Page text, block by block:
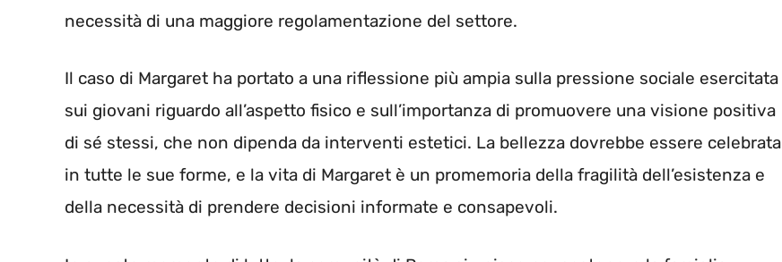
necessità di una maggiore regolamentazione del settore.
Il caso di Margaret ha portato a una riflessione più ampia sulla pressione sociale esercitata
sui giovani riguardo all’aspetto fisico e sull’importanza di promuovere una visione positiva
di sé stessi, che non dipenda da interventi estetici. La bellezza dovrebbe essere celebrata
in tutte le sue forme, e la vita di Margaret è un promemoria della fragilità dell’esistenza e
della necessità di prendere decisioni informate e consapevoli.